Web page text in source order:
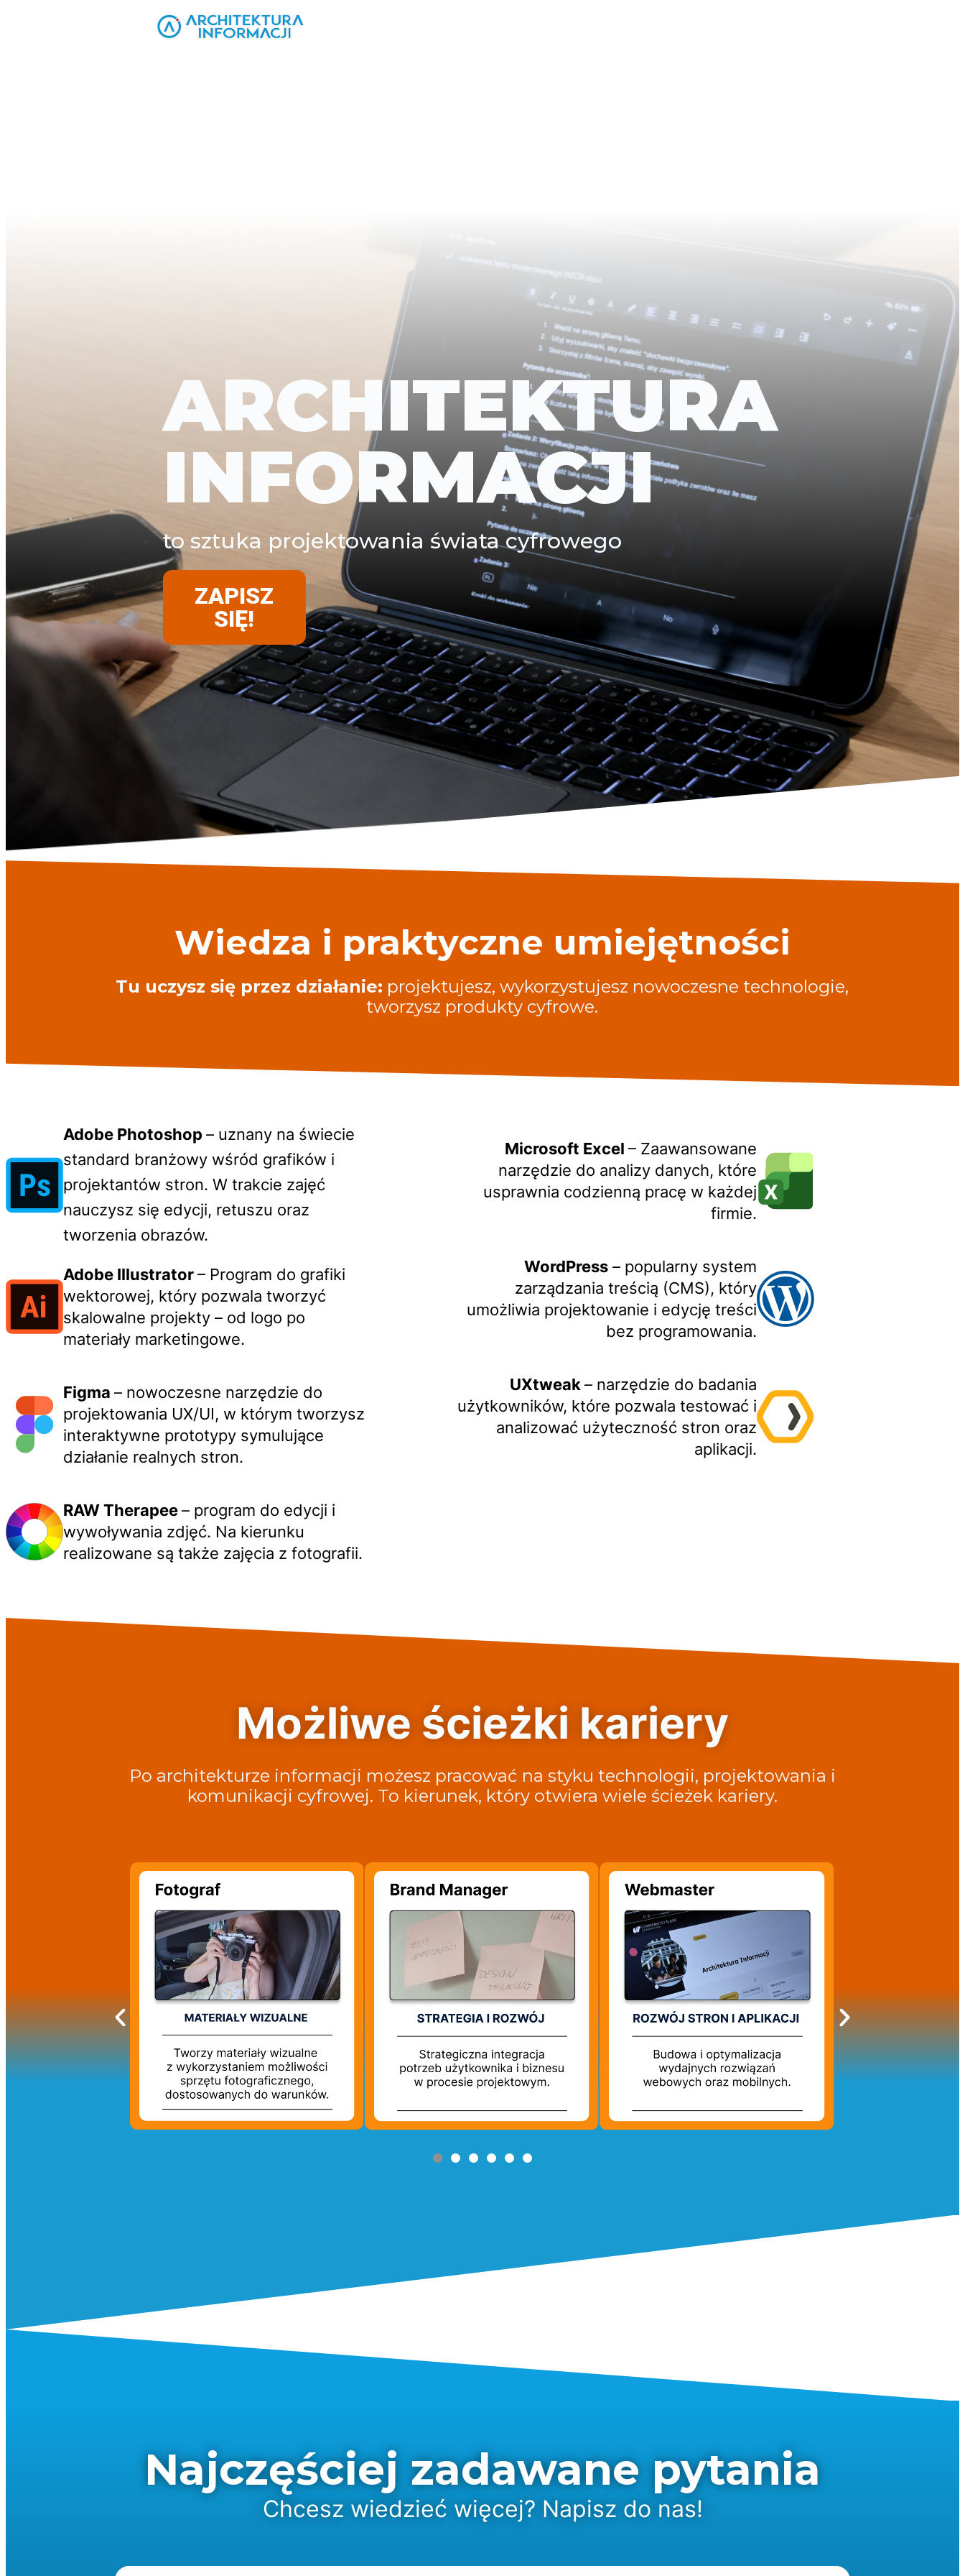
ARCHITEKTURA
INFORMACJI
to sztuka projektowania świata cyfrowego
ZAPISZ
SIĘ!
Wiedza i praktyczne umiejętności
Tu uczysz się przez działanie: projektujesz, wykorzystujesz nowoczesne technologie,
tworzysz produkty cyfrowe.
Adobe Photoshop – uznany na świecie
standard branżowy wśród grafików i
projektantów stron. W trakcie zajęć
nauczysz się edycji, retuszu oraz
tworzenia obrazów.
Adobe Illustrator– Program do grafiki
wektorowej, który pozwala tworzyć
skalowalne projekty – od logo po
materiały marketingowe.
Figma – nowoczesne narzędzie do
projektowania UX/UI, w którym tworzysz
interaktywne prototypy symulujące
działanie realnych stron.
RAW Therapee– program do edycji i
wywoływania zdjęć. Na kierunku
realizowane są także zajęcia z fotografii.
Microsoft Excel – Zaawansowane
narzędzie do analizy danych, które
usprawnia codzienną pracę w każdej
firmie.
WordPress – popularny system
zarządzania treścią (CMS), który
umożliwia projektowanie i edycję treści
bez programowania.
UXtweak– narzędzie do badania
użytkowników, które pozwala testować i
analizować użyteczność stron oraz
aplikacji.
Możliwe ścieżki kariery
Po architekturze informacji możesz pracować na styku technologii, projektowania i
komunikacji cyfrowej. To kierunek, który otwiera wiele ścieżek kariery.
Najczęściej zadawane pytania
Chcesz wiedzieć więcej? Napisz do nas!